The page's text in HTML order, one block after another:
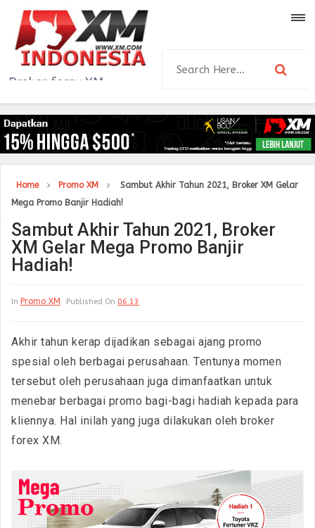
Broker forex XM
Indonesia dengan
review, tutorial dan tips
strategi forex yang
dapat digunakan para
di broker XM Indonesia
untuk mendapatkan
profit maksimal
Home Promo XM
Sambut Akhir Tahun 2021, Broker XM Gelar
Mega Promo Banjir Hadiah!
Sambut Akhir Tahun 2021, Broker
XM Gelar Mega Promo Banjir
Hadiah!
In Promo XM Published On 06.13
Akhir tahun kerap dijadikan sebagai ajang promo
spesial oleh berbagai perusahaan. Tentunya momen
tersebut oleh perusahaan juga dimanfaatkan untuk
menebar berbagai promo bagi-bagi hadiah kepada para
kliennya. Hal inilah yang juga dilakukan oleh broker
forex XM.